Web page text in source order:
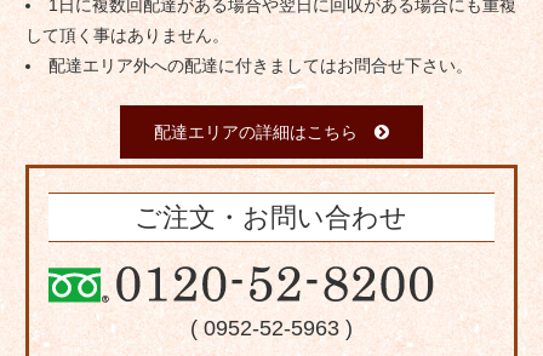
1日に複数回配達がある場合や翌日に回収がある場合にも重複
して頂く事はありません。
配達エリア外への配達に付きましてはお問合せ下さい。
配達エリアの詳細はこちら
ご注文・お問い合わせ
( 0952-52-5963 )